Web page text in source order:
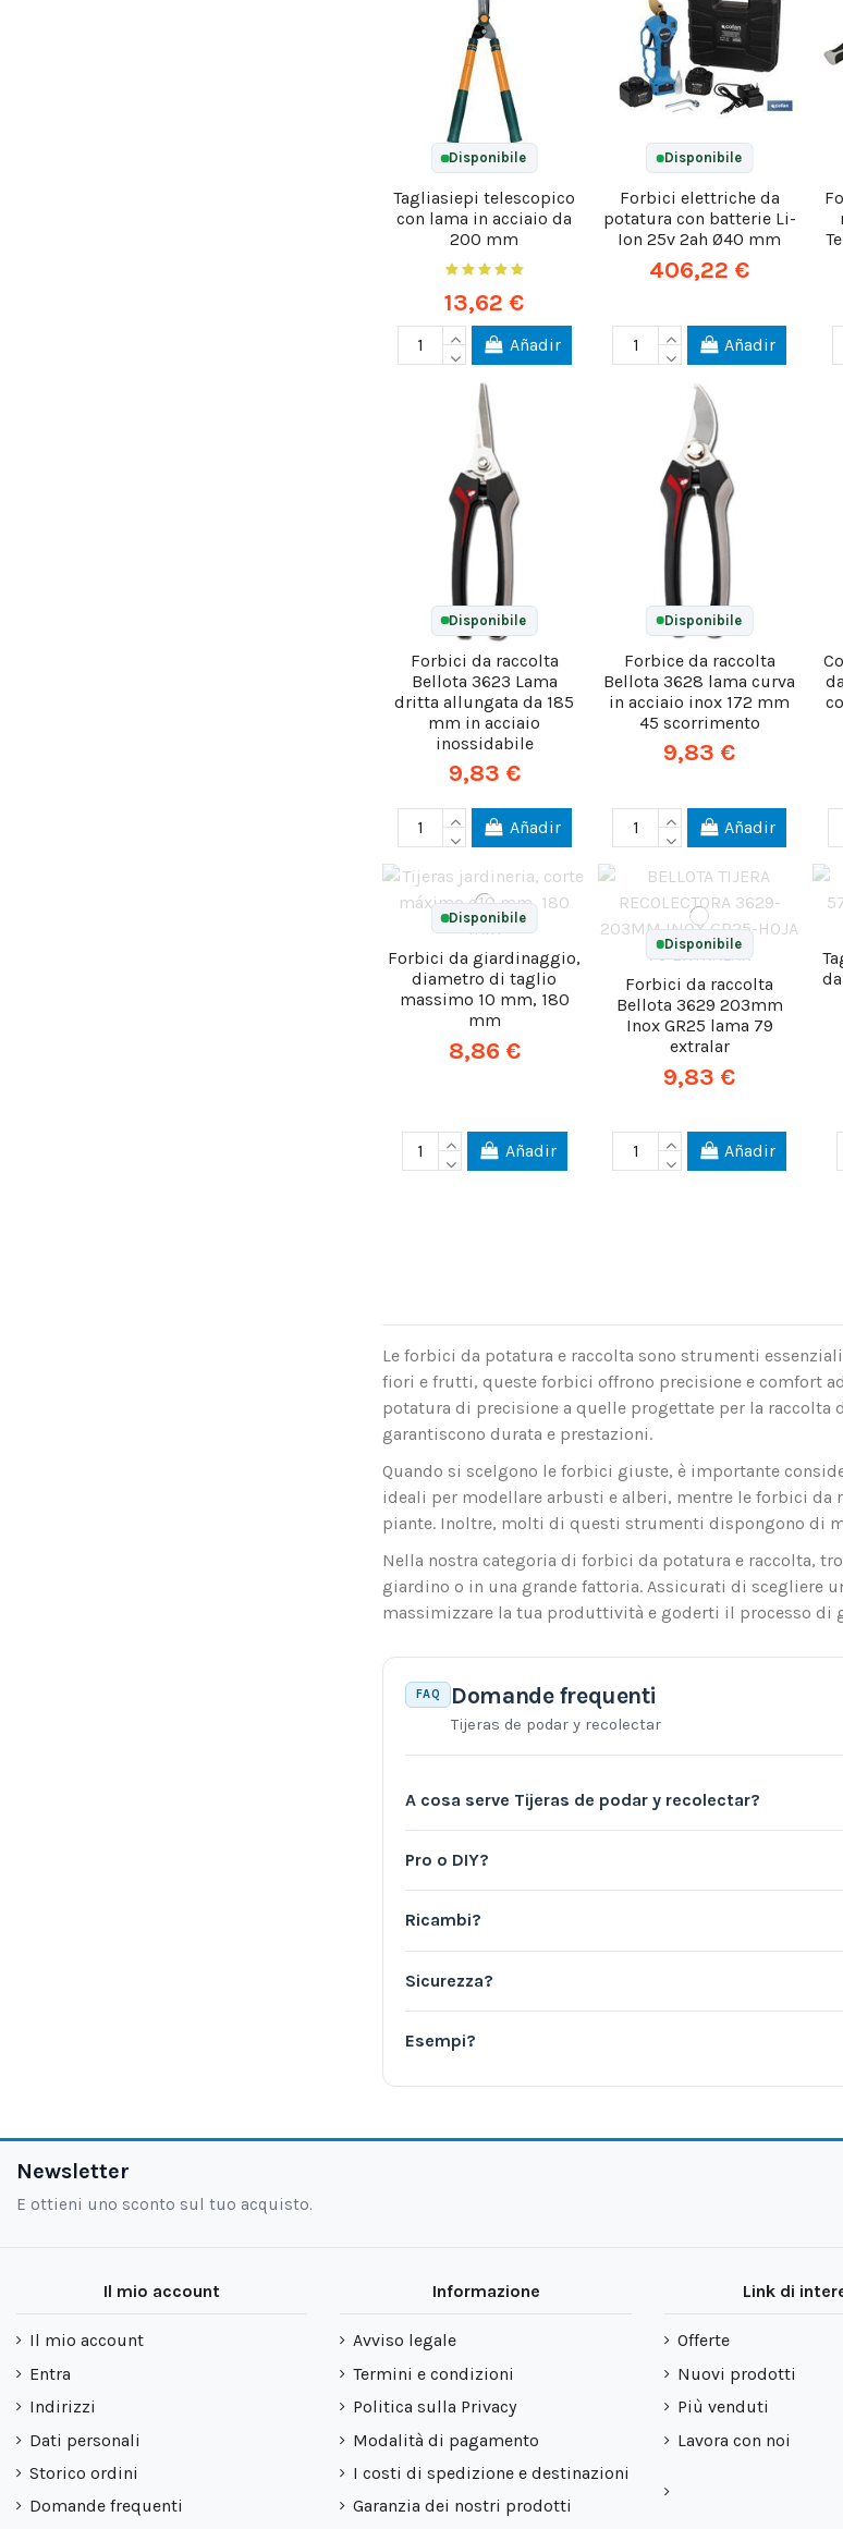
Disponibile
Tagliasiepi telescopico
con lama in acciaio da
200 mm
13,62 €
Añadir
Disponibile
Forbici elettriche da
potatura con batterie Li-
Ion 25v 2ah Ø40 mm
406,22 €
Añadir
Disponibile
Forbici da raccolta
Bellota 3623 Lama
dritta allungata da 185
mm in acciaio
inossidabile
9,83 €
Añadir
Disponibile
Forbice da raccolta
Bellota 3628 lama curva
in acciaio inox 172 mm
45 scorrimento
9,83 €
Añadir
Disponibile
Forbici da giardinaggio,
diametro di taglio
massimo 10 mm, 180
mm
8,86 €
Añadir
Disponibile
Forbici da raccolta
Bellota 3629 203mm
Inox GR25 lama 79
extralar
9,83 €
Añadir
Le forbici da potatura e raccolta sono strumenti
fiori e frutti, queste forbici offrono precisione e comfort
potatura di precisione a quelle progettate per la
garantiscono durata e prestazioni.
Quando si scelgono le forbici giuste, è importante
ideali per modellare arbusti e alberi, mentre le forbici da
piante. Inoltre, molti di questi strumenti dispongono di
Nella nostra categoria di forbici da potatura e raccolta,
giardino o in una grande fattoria. Assicurati di scegliere
massimizzare la tua produttività e goderti il processo di
FAQ Domande frequenti
Tijeras de podar y recolectar
A cosa serve Tijeras de podar y recolectar?
Pro o DIY?
Ricambi?
Sicurezza?
Esempi?
Newsletter
E ottieni uno sconto sul tuo acquisto.
Il mio account
Il mio account
Entra
Indirizzi
Dati personali
Storico ordini
Domande frequenti
Informazione
Avviso legale
Termini e condizioni
Politica sulla Privacy
Modalità di pagamento
I costi di spedizione e destinazioni
Garanzia dei nostri prodotti
Link di
Offerte
Nuovi prodotti
Più venduti
Lavora con noi